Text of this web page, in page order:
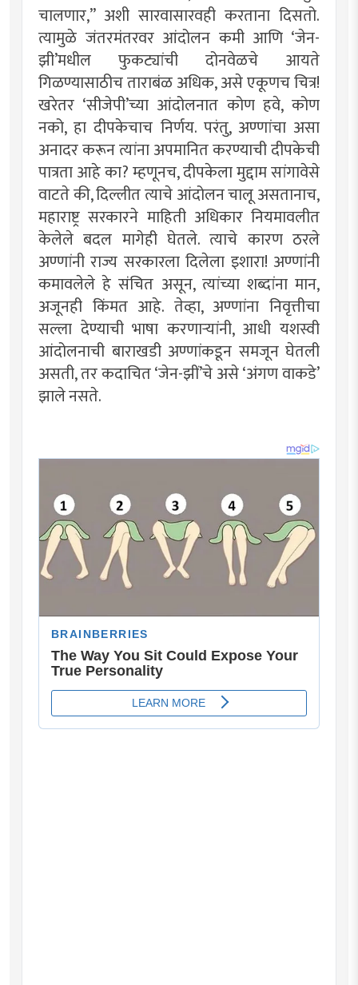
चालणार,” अशी सारवासारवही करताना दिसतो.
त्यामुळे जंतरमंतरवर आंदोलन कमी आणि ‘जेन-
झी’मधील फुकट्यांची दोनवेळचे आयते
गिळण्यासाठीच ताराबंळ अधिक, असे एकूणच चित्र!
खरेतर ‘सीजेपी’च्या आंदोलनात कोण हवे, कोण
नको, हा दीपकेचाच निर्णय. परंतु, अण्णांचा असा
अनादर करून त्यांना अपमानित करण्याची दीपकेची
पात्रता आहे का? म्हणूनच, दीपकेला मुद्दाम सांगावेसे
वाटते की, दिल्लीत त्याचे आंदोलन चालू असतानाच,
महाराष्ट्र सरकारने माहिती अधिकार नियमावलीत
केलेले बदल मागेही घेतले. त्याचे कारण ठरले
अण्णांनी राज्य सरकारला दिलेला इशारा! अण्णांनी
कमावलेले हे संचित असून, त्यांच्या शब्दांना मान,
अजूनही किंमत आहे. तेव्हा, अण्णांना निवृत्तीचा
सल्ला देण्याची भाषा करणार्‍यांनी, आधी यशस्वी
आंदोलनाची बाराखडी अण्णांकडून समजून घेतली
असती, तर कदाचित ‘जेन-झीं’चे असे ‘अंगण वाकडे’
झाले नसते.